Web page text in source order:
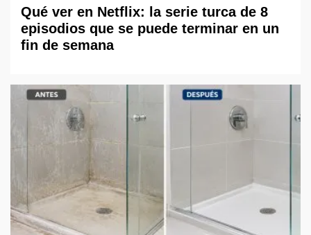
Qué ver en Netflix: la serie turca de 8
episodios que se puede terminar en un
fin de semana